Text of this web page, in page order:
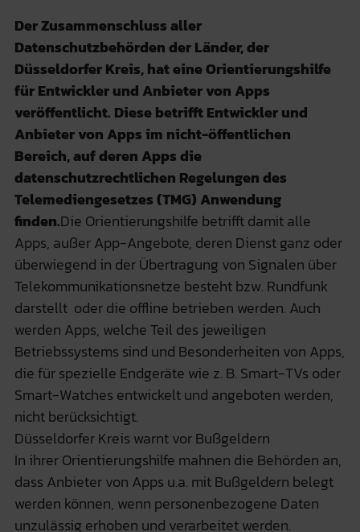
Der Zusammenschluss aller
Datenschutzbehörden der Länder, der
Düsseldorfer Kreis, hat eine Orientierungshilfe
für Entwickler und Anbieter von Apps
veröffentlicht. Diese betrifft Entwickler und
Anbieter von Apps im nicht-öffentlichen
Bereich, auf deren Apps die
datenschutzrechtlichen Regelungen des
Telemediengesetzes (TMG) Anwendung
finden.Die Orientierungshilfe betrifft damit alle
Apps, außer App-Angebote, deren Dienst ganz oder
überwiegend in der Übertragung von Signalen über
Telekommunikationsnetze besteht bzw. Rundfunk
darstellt oder die offline betrieben werden. Auch
werden Apps, welche Teil des jeweiligen
Betriebssystems sind und Besonderheiten von Apps,
die für spezielle Endgeräte wie z. B. Smart-TVs oder
Smart-Watches entwickelt und angeboten werden,
nicht berücksichtigt.
Düsseldorfer Kreis warnt vor Bußgeldern
In ihrer Orientierungshilfe mahnen die Behörden an,
dass Anbieter von Apps u.a. mit Bußgeldern belegt
werden können, wenn personenbezogene Daten
unzulässig erhoben und verarbeitet werden.